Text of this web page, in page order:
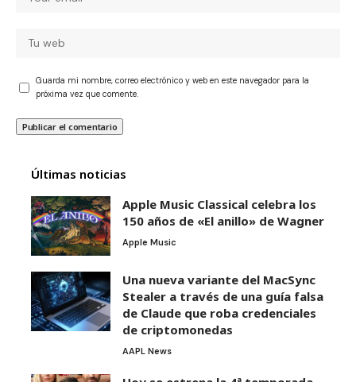
Guarda mi nombre, correo electrónico y web en este navegador para la
próxima vez que comente.
Últimas noticias
Apple Music Classical celebra los
150 años de «El anillo» de Wagner
Apple Music
Una nueva variante del MacSync
Stealer a través de una guía falsa
de Claude que roba credenciales
de criptomonedas
AAPL News